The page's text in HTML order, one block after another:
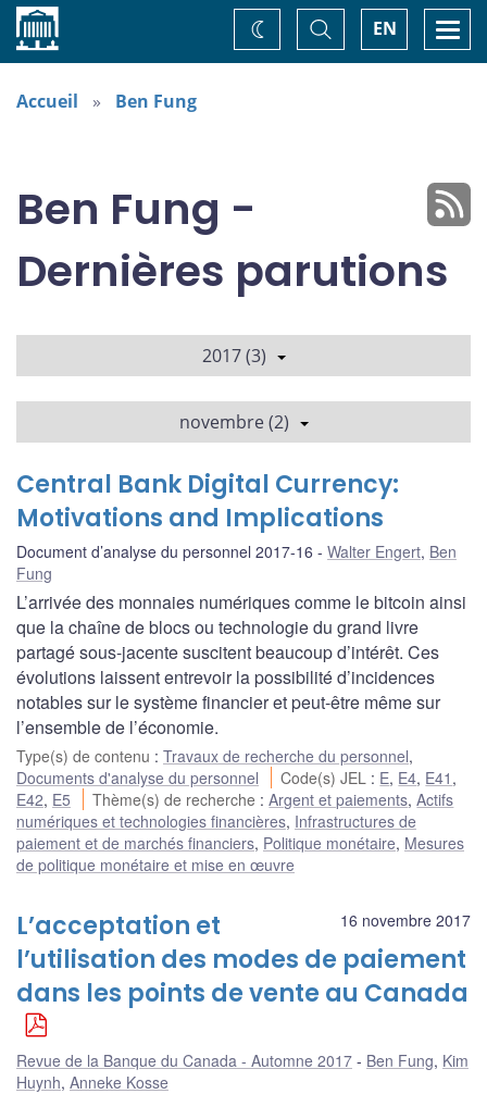
Accueil EN
Basculer
la
recherche
Changez
de
Accueil Ben Fung
Ben Fung -
Dernières parutions
2017 (3)
novembre (2)
Central Bank Digital Currency:
Motivations and Implications
Document d’analyse du personnel 2017-16 Walter Engert, Ben
Fung
L’arrivée des monnaies numériques comme le bitcoin ainsi
que la chaîne de blocs ou technologie du grand livre
partagé sous-jacente suscitent beaucoup d’intérêt. Ces
évolutions laissent entrevoir la possibilité d’incidences
notables sur le système financier et peut-être même sur
l’ensemble de l’économie.
Type(s) de contenu : Travaux de recherche du personnel,
Documents d'analyse du personnel
Code(s) JEL : E, E4, E41 ,
E42, E5 Thème(s) de recherche :Argent et paiements,Actifs
numériques et technologies financières, Infrastructures de
paiement et de marchés financiers, Politique monétaire, Mesures
de politique monétaire et mise en œuvre
16 novembre 2017
L’acceptation et
l’utilisation des modes de paiement
dans les points de vente au Canada
Revue de la Banque du Canada - Automne 2017 Ben Fung, Kim
Huynh, Anneke Kosse